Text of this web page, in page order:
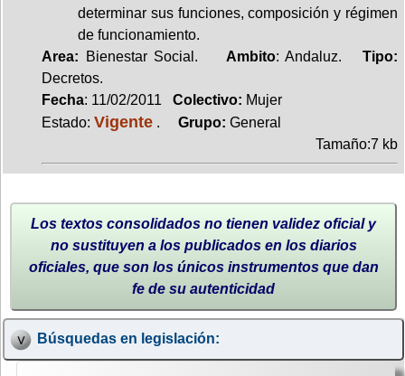
determinar sus funciones, composición y régimen
de funcionamiento.
Area: Bienestar Social. Ambito: Andaluz.Tipo:
Decretos.
Fecha: 11/02/2011 Colectivo: Mujer
Estado: Vigente . Grupo: General
Tamaño:7 kb
Los textos consolidados no tienen validez oficial y
no sustituyen a los publicados en los diarios
oficiales, que son los únicos instrumentos que dan
fe de su autenticidad
Búsquedas en legislación: